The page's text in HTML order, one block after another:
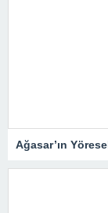
Ağasar’ın